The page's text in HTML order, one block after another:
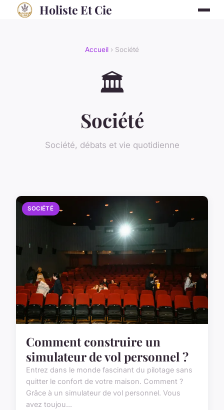
Holiste Et Cie
Accueil › Société
🏛️
Société
Société, débats et vie quotidienne
SOCIÉTÉ
Comment construire un
simulateur de vol personnel ?
Entrez dans le monde fascinant du pilotage sans
quitter le confort de votre maison. Comment ?
Grâce à un simulateur de vol personnel. Vous
avez toujou...